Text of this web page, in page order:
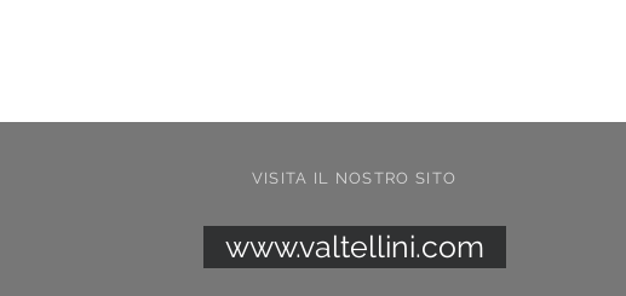
VISITA IL NOSTRO SITO
www.valtellini.com